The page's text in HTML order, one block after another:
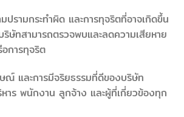
รามกระทำผิด และการทุจริตที่อาจเกิดขึ้น
ริษัทสามารถตรวจพบและลดความเสียหาย
การทุจริต
ณ์ และการมีจริยธรรมที่ดีของบริษัท
าร พนักงาน ลูกจ้าง และผู้ที่เกี่ยวข้องทุก